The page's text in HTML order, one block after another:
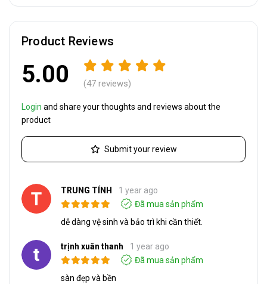
Product Reviews
5.00 (47 reviews)
Login and share your thoughts and reviews about the
product
Submit your review
TRUNG TÍNH
1 year ago
Đã mua sản phẩm
dễ dàng vệ sinh và bảo trì khi cần thiết.
trịnh xuân thanh
1 year ago
Đã mua sản phẩm
sàn đẹp và bền